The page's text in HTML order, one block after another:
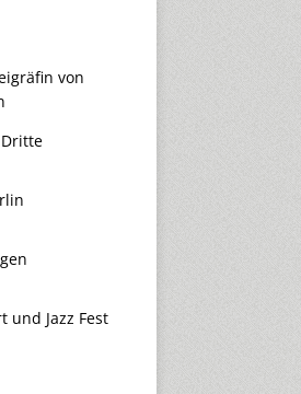
von
und Jazz Fest